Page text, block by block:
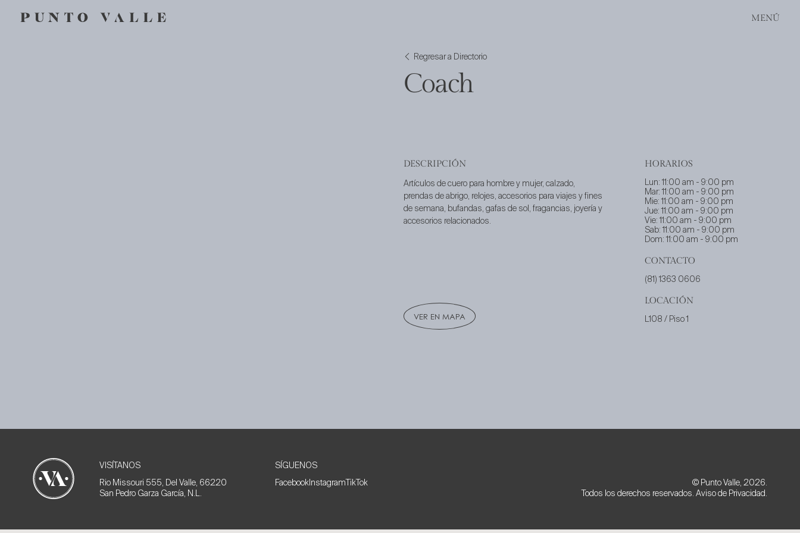
MENÚ
Regresar a Directorio
Coach
HORARIOS
Lun: 11:00 am - 9:00 pm
Mar: 11:00 am - 9:00 pm
Mie: 11:00 am - 9:00 pm
Jue: 11:00 am - 9:00 pm
Vie: 11:00 am - 9:00 pm
Sab: 11:00 am - 9:00 pm
Dom: 11:00 am - 9:00 pm
DESCRIPCIÓN
Artículos de cuero para hombre y mujer, calzado,
prendas de abrigo, relojes, accesorios para viajes y fines
de semana, bufandas, gafas de sol, fragancias, joyería y
accesorios relacionados.
CONTACTO
(81) 1363 0606
LOCACIÓN
L108 / Piso 1
VER EN MAPA
VISÍTANOS
Rio Missouri 555, Del Valle, 66220
San Pedro Garza García, N.L.
SÍGUENOS
FacebookInstagramTikTok
© Punto Valle, 2026.
Todos los derechos reservados. Aviso de Privacidad.